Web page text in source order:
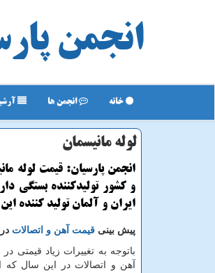
انجمن
خانه انجمن ها
لوله مانیسمان
انجمن پارسیان: قیمت لوله
و کشور تولیدکننده بستگی
ایران و آلمان تولید کننده
پیش بینی قیمت آهن و اتصالات در